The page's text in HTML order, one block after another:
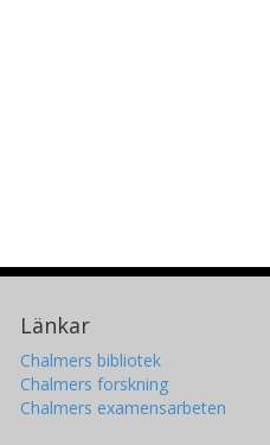
Länkar
Chalmers bibliotek
Chalmers forskning
Chalmers examensarbeten